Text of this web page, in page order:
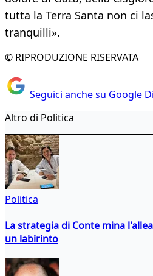
tutta la Terra Santa non ci
tranquilli».
© RIPRODUZIONE RISERVATA
Seguici anche su Google
Altro di Politica
Politica
La strategia di Conte mina
un labirinto